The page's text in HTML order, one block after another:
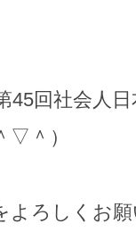
45回社会人
▽＾）
よろしくお